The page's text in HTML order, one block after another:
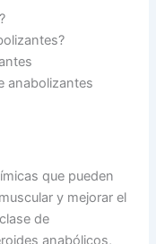
anabolizantes
que pueden
y mejorar el
de
anabólicos,